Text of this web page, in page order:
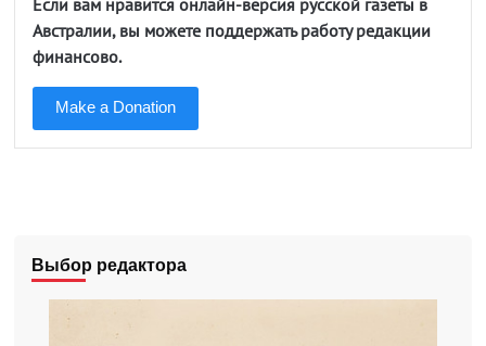
Если вам нравится онлайн-версия русской газеты в
Австралии, вы можете поддержать работу редакции
финансово.
Make a Donation
Выбор редактора